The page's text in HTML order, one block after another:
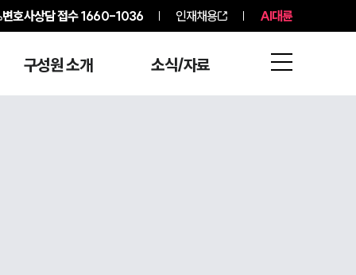
변호사상담 접수1660-1036 인재채용 AI대륜
구성원 소개 소식/자료